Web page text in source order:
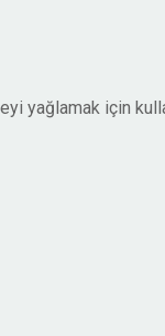
yağlamak için